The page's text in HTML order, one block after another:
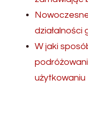
działalności
W jaki
użytkowaniu